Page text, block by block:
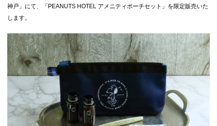
NEWS
CLOSE
神戸」にて、「PEANUTS HOTEL アメニティポーチセット」を限定販売いた
します。